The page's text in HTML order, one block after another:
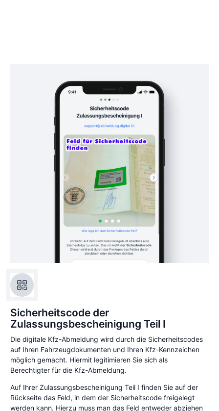
Sicherheitscode der
Zulassungsbescheinigung Teil I
Die digitale Kfz-Abmeldung wird durch die Sicherheitscodes
auf Ihren Fahrzeugdokumenten und Ihren Kfz-Kennzeichen
möglich gemacht. Hiermit legitimieren Sie sich als
Berechtigter für die Kfz-Abmeldung.
Auf Ihrer Zulassungsbescheinigung Teil I finden Sie auf der
Rückseite das Feld, in dem der Sicherheitscode freigelegt
werden kann. Hierzu muss man das Feld entweder abziehen